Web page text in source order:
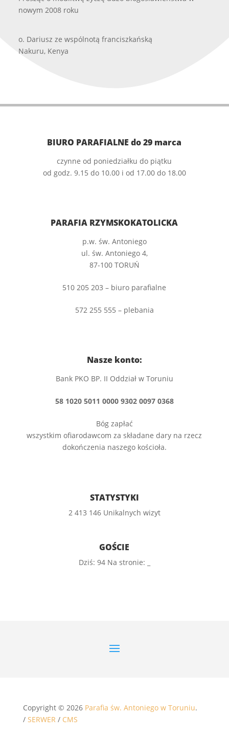
nowym 2008 roku
o. Dariusz ze wspólnotą franciszkańską
Nakuru, Kenya
BIURO PARAFIALNE do 29 marca
czynne od poniedziałku do piątku
od godz. 9.15 do 10.00 i od 17.00 do 18.00
PARAFIA RZYMSKOKATOLICKA
p.w. św. Antoniego
ul. św. Antoniego 4,
87-100 TORUŃ
510 205 203 – biuro parafialne
572 255 555 – plebania
Nasze konto:
Bank PKO BP. II Oddział w Toruniu
58 1020 5011 0000 9302 0097 0368
Bóg zapłać
wszystkim ofiarodawcom za składane dary na rzecz
dokończenia naszego kościoła.
STATYSTYKI
2 413 146 Unikalnych wizyt
GOŚCIE
Dziś: 94Na stronie:
Copyright © 2026 Parafia św. Antoniego w Toruniu.
/ SERWER/ CMS